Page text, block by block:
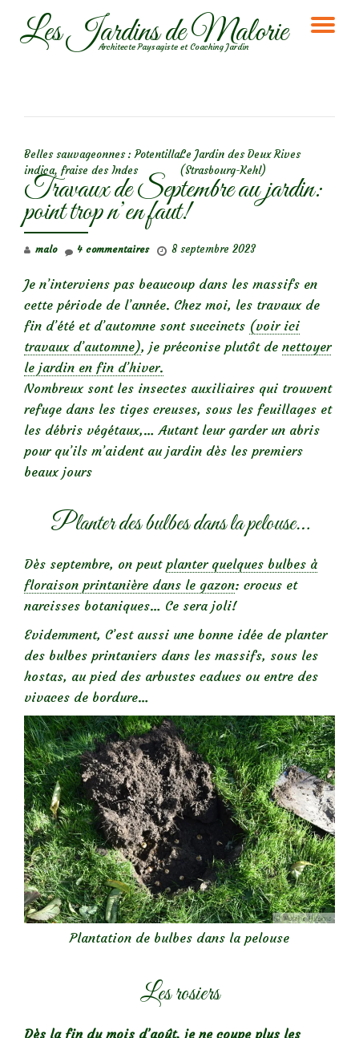
AllerLes Jardins de Malorie
Architecte Paysagiste et Coaching Jardin
Belles sauvageonnes : Potentilla
indica, fraise des Indes
Le Jardin des Deux Rives
(Strasbourg-Kehl)
Travaux de Septembre au jardin:
point trop n’en faut!
malo 8 septembre 2023
4 commentaires
Je n’interviens pas beaucoup dans les massifs en
cette période de l’année. Chez moi, les travaux de
fin d’été et d’automne sont succincts (voir ici
travaux d’automne), je préconise plutôt de nettoyer
le jardin en fin d’hiver.
Nombreux sont les insectes auxiliaires qui trouvent
refuge dans les tiges creuses, sous les feuillages et
les débris végétaux,… Autant leur garder un abris
pour qu’ils m’aident au jardin dès les premiers
beaux jours
Planter des bulbes dans la pelouse…
Dès septembre, on peut planter quelques bulbes à
floraison printanière dans le gazon: crocus et
narcisses botaniques… Ce sera joli!
Evidemment, C’est aussi une bonne idée de planter
des bulbes printaniers dans les massifs, sous les
hostas, au pied des arbustes caducs ou entre des
vivaces de bordure…
Plantation de bulbes dans la pelouse
Les rosiers
Dès la fin du mois d’août, je ne coupe plus les